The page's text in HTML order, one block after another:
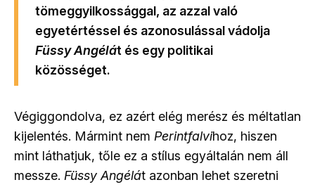
tömeggyilkossággal, az azzal való
egyetértéssel és azonosulással vádolja
Füssy Angélát és egy politikai
közösséget.
Végiggondolva, ez azért elég merész és méltatlan
kijelentés. Mármint nem Perintfalvihoz, hiszen
mint láthatjuk, tőle ez a stílus egyáltalán nem áll
messze. Füssy Angélát azonban lehet szeretni